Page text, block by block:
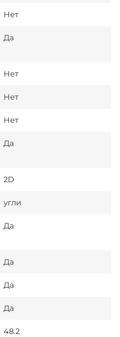
Нет
Да
Нет
Нет
Нет
Да
2D
угли
Да
Да
Да
Да
48.2